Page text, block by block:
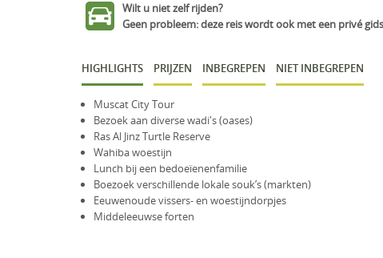
Wilt u niet zelf rijden?
Geen probleem: deze reis wordt ook met een privé
HIGHLIGHTS PRIJZEN INBEGREPEN NIET INBEGREPEN
Muscat City Tour
Bezoek aan diverse wadi's (oases)
Ras Al Jinz Turtle Reserve
Wahiba woestijn
Lunch bij een bedoeïenenfamilie
Boezoek verschillende lokale souk’s (markten)
Eeuwenoude vissers- en woestijndorpjes
Middeleeuwse forten